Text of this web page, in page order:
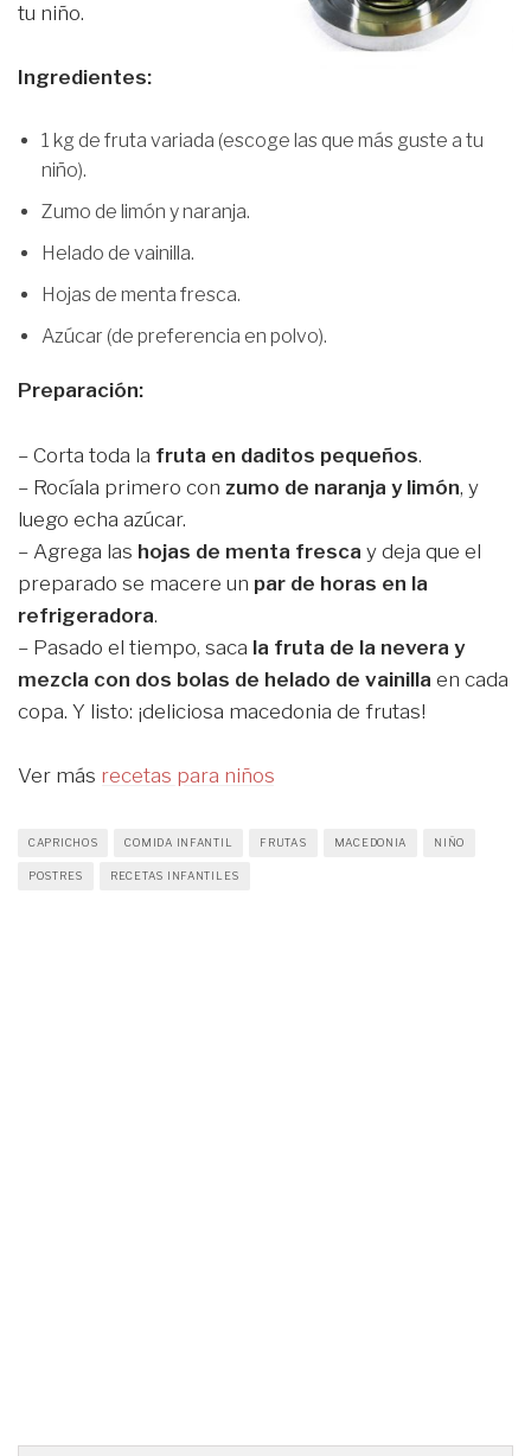
tu niño.
Ingredientes:
1 kg de fruta variada (escoge las que más guste a tu
niño).
Zumo de limón y naranja.
Helado de vainilla.
Hojas de menta fresca.
Azúcar (de preferencia en polvo).
Preparación:
– Corta toda la fruta en daditos pequeños.
– Rocíala primero con zumo de naranja y limón, y
luego echa azúcar.
– Agrega las hojas de menta fresca y deja que el
preparado se macere un par de horas en la
refrigeradora.
– Pasado el tiempo, saca la fruta de la nevera y
mezcla con dos bolas de helado de vainilla en cada
copa. Y listo: ¡deliciosa macedonia de frutas!
Ver más recetas para niños
CAPRICHOS COMIDA INFANTIL FRUTAS MACEDONIA NIÑO
POSTRES RECETAS INFANTILES